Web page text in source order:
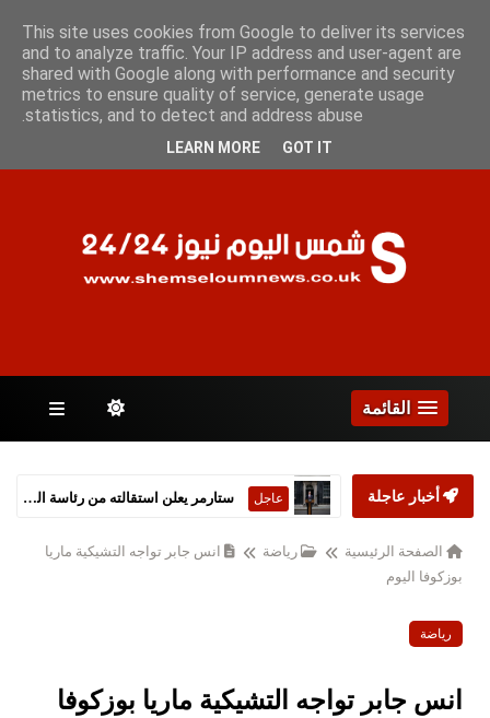
الصفحات
القائمة
أخبار عاجلة عاجل ستارمر يعلن استقالته من رئاسة الحكومة البريطانية
الصفحة الرئيسية رياضة
انس جابر تواجه التشيكية ماريا
بوزكوفا اليوم
رياضة
انس جابر تواجه التشيكية ماريا بوزكوفا
This site uses cookies from Google to deliver its services
and to analyze traffic. Your IP address and user-agent are
shared with Google along with performance and security
metrics to ensure quality of service, generate usage
statistics, and to detect and address abuse.
LEARN MORE GOT IT